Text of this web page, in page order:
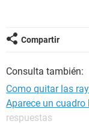
Compartir
Consulta también:
Como quitar las
Aparece un
respuestas